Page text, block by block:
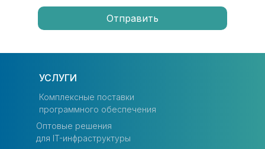
Отправить
УСЛУГИ
Оптовые решения
для IT-инфраструктуры
Комплексные поставки
программного обеспечения